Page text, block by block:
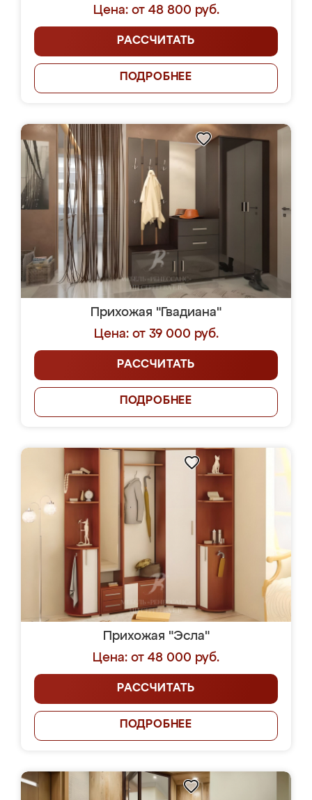
Цена: от 48 800 руб.
РАССЧИТАТЬ
ПОДРОБНЕЕ
Прихожая "Гвадиана"
Цена: от 39 000 руб.
РАССЧИТАТЬ
ПОДРОБНЕЕ
Прихожая "Эсла"
Цена: от 48 000 руб.
РАССЧИТАТЬ
ПОДРОБНЕЕ